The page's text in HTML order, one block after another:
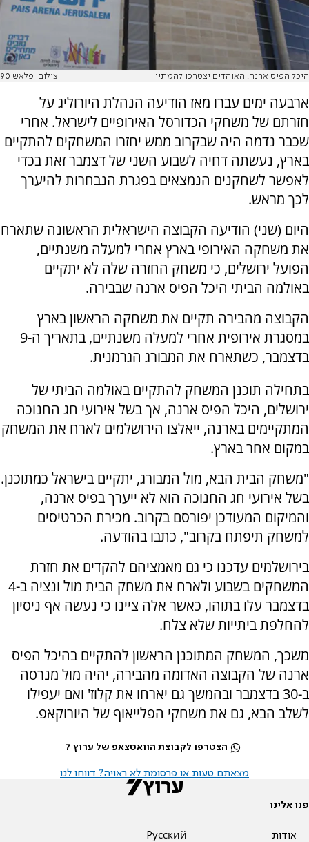
היכל הפיס ארנה. האוהדים יצטרכו להמתין צילום: פלאש 90
ארבעה ימים עברו מאז הודיעה הנהלת היורוליג על
חזרתם של משחקי הכדורסל האירופיים לישראל. אחרי
שכבר נדמה היה שבקרוב ממש יחזרו המשחקים להתקיים
בארץ, נעשתה דחיה לשבוע השני של דצמבר זאת בכדי
לאפשר לשחקנים הנמצאים בפגרת הנבחרות להיערך
לכך מראש.
היום (שני) הודיעה הקבוצה הישראלית הראשונה שתארח
את משחקה האירופי בארץ אחרי למעלה משנתיים,
הפועל ירושלים, כי משחק החזרה שלה לא יתקיים
באולמה הביתי היכל הפיס ארנה שבבירה.
הקבוצה מהבירה תקיים את משחקה הראשון בארץ
במסגרת אירופית אחרי למעלה משנתיים, בתאריך ה-9
בדצמבר, כשתארח את המבורג הגרמנית.
בתחילה תוכנן המשחק להתקיים באולמה הביתי של
ירושלים, היכל הפיס ארנה, אך בשל אירועי חג החנוכה
המתקיימים בארנה, ייאלצו הירושלמים לארח את המשחק
במקום אחר בארץ.
"משחק הבית הבא, מול המבורג, יתקיים בישראל כמתוכנן.
בשל אירועי חג החנוכה הוא לא ייערך בפיס ארנה,
והמיקום המעודכן יפורסם בקרוב. מכירת הכרטיסים
למשחק תיפתח בקרוב", כתבו בהודעה.
בירושלמים עדכנו כי גם מאמציהם להקדים את חזרת
המשחקים בשבוע ולארח את משחק הבית מול ונציה ב-4
בדצמבר עלו בתוהו, כאשר אלה ציינו כי נעשה אף ניסיון
להחלפת ביתייות שלא צלח.
משכך, המשחק המתוכנן הראשון להתקיים בהיכל הפיס
ארנה של הקבוצה האדומה מהבירה, יהיה מול מנרסה
ב-30 בדצמבר ובהמשך גם יארחו את קלוז' ואם יעפילו
לשלב הבא, גם את משחקי הפלייאוף של היורוקאפ.
הצטרפו לקבוצת הוואטצאפ של ערוץ 7
מצאתם טעות או פרסומת לא ראויה? דווחו לנו
פנו אלינו
אודות
Pусский